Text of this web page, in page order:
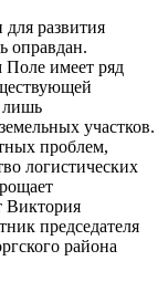
развития
оправдан.
Поле имеет ряд
лишь
участков.
проблем,
логистических
Виктория
председателя
района